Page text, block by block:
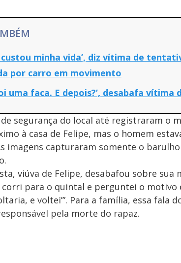
custou minha vida’, diz vítima de
por carro em movimento
uma faca. E depois?’, desabafa vítima
segurança do local até registraram o
à casa de Felipe, mas o homem
imagens capturaram somente o
viúva de Felipe, desabafou sobre sua
para o quintal e perguntei o motivo
e voltei’”. Para a família, essa fala
pela morte do rapaz.